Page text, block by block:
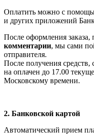
Оплатить можно с
и других приложений
После оформления заказа,
комментарии, мы сами
отправителя.
После получения средств,
на оплачен до 17.00
Московскому времени.
2. Банковской картой
Автоматический прием